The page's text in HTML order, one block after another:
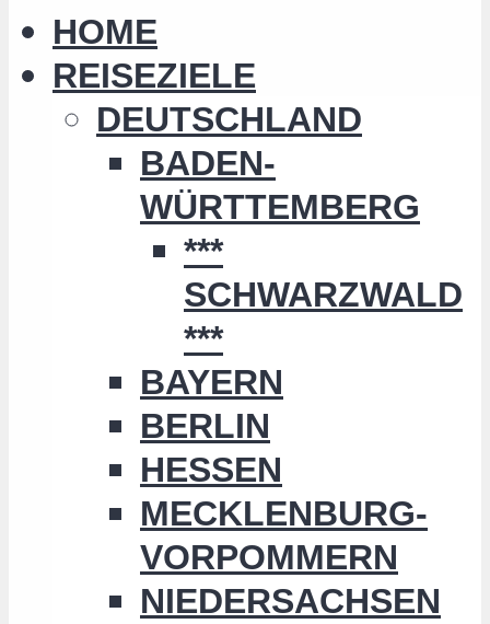
HOME
REISEZIELE
DEUTSCHLAND
BADEN-
WÜRTTEMBERG
***
SCHWARZWALD
***
BAYERN
BERLIN
HESSEN
MECKLENBURG-
VORPOMMERN
NIEDERSACHSEN